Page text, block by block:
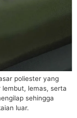
poliester yang
lembut, lemas, serta
sehingga
luar.